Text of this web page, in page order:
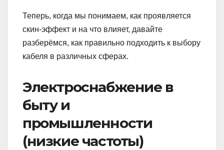
Теперь, когда мы понимаем, как проявляется
скин-эффект и на что влияет, давайте
разберёмся, как правильно подходить к выбору
кабеля в различных сферах.
Электроснабжение в
быту и
промышленности
(низкие частоты)